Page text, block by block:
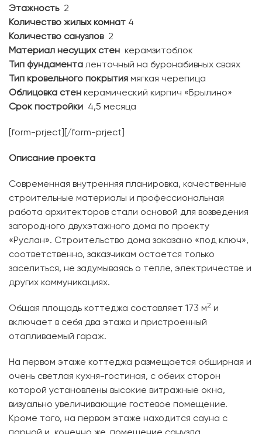
Этажность2
Количество жилых комнат 4
Количество санузлов2
Материал несущих стен керамзитоблок
Тип фундамента ленточный на буронабивных сваях
Тип кровельного покрытия мягкая черепица
Облицовка стен керамический кирпич «Брылино»
Срок постройки 4,5 месяца
[form-prject][/form-prject]
Описание проекта
Современная внутренняя планировка, качественные
строительные материалы и профессиональная
работа архитекторов стали основой для возведения
загородного двухэтажного дома по проекту
«Руслан». Строительство дома заказано «под ключ»,
соответственно, заказчикам остается только
заселиться, не задумываясь о тепле, электричестве и
других коммуникациях.
Общая площадь коттеджа составляет 173 м2 и
включает в себя два этажа и пристроенный
отапливаемый гараж.
На первом этаже коттеджа размещается обширная и
очень светлая кухня-гостиная, с обеих сторон
которой установлены высокие витражные окна,
визуально увеличивающие гостевое помещение.
Кроме того, на первом этаже находится сауна с